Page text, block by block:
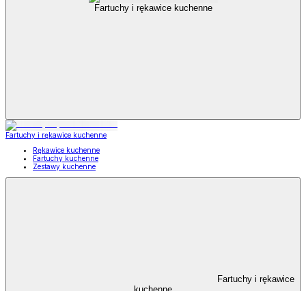
Fartuchy i rękawice kuchenne
Fartuchy i rękawice kuchenne
Rękawice kuchenne
Fartuchy kuchenne
Zestawy kuchenne
Fartuchy i rękawice